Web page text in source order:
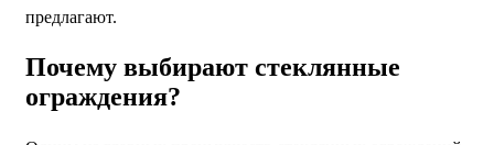
предлагают.
Почему выбирают стеклянные
ограждения?